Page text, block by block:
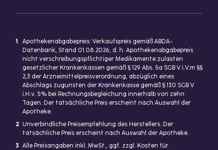
1
Apothekenabgabepreis: Verkaufspreis gemäß ABDA-
Datenbank, Stand 01.08.2026, d. h. Apothekenabgabepreis
nicht verschreibungspflichtiger Medikamente zulasten
gesetzlicher Krankenkassen gemäß § 129 Abs. 5a SGB V i.V.m §§
2,3 der Arzneimittelpreisverordnung, abzüglich eines
Abschlags zugunsten der Krankenkasse gemäß § 130 SGB V
i.H.v. 5% bei Rechnungsbegleichung innerhalb von zehn
Tagen. Der tatsächliche Preis erscheint nach Auswahl der
Apotheke.
2 Unverbindliche Preisempfehlung des Herstellers. Der
tatsächliche Preis erscheint nach Auswahl der Apotheke.
3 Alle Preisangaben inkl. MwSt., ggf. zzgl. Kosten für